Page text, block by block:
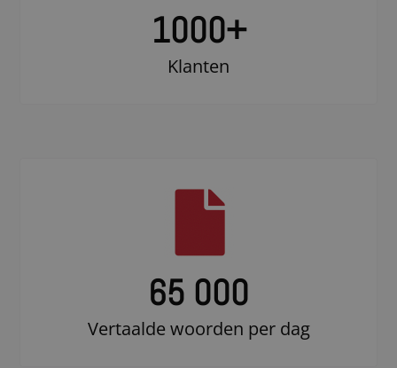
1000+
Klanten
65 000
Vertaalde woorden per dag